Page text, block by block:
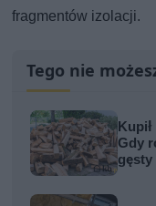
fragmentów izolacji.
Tego nie
Gdy
gęsty